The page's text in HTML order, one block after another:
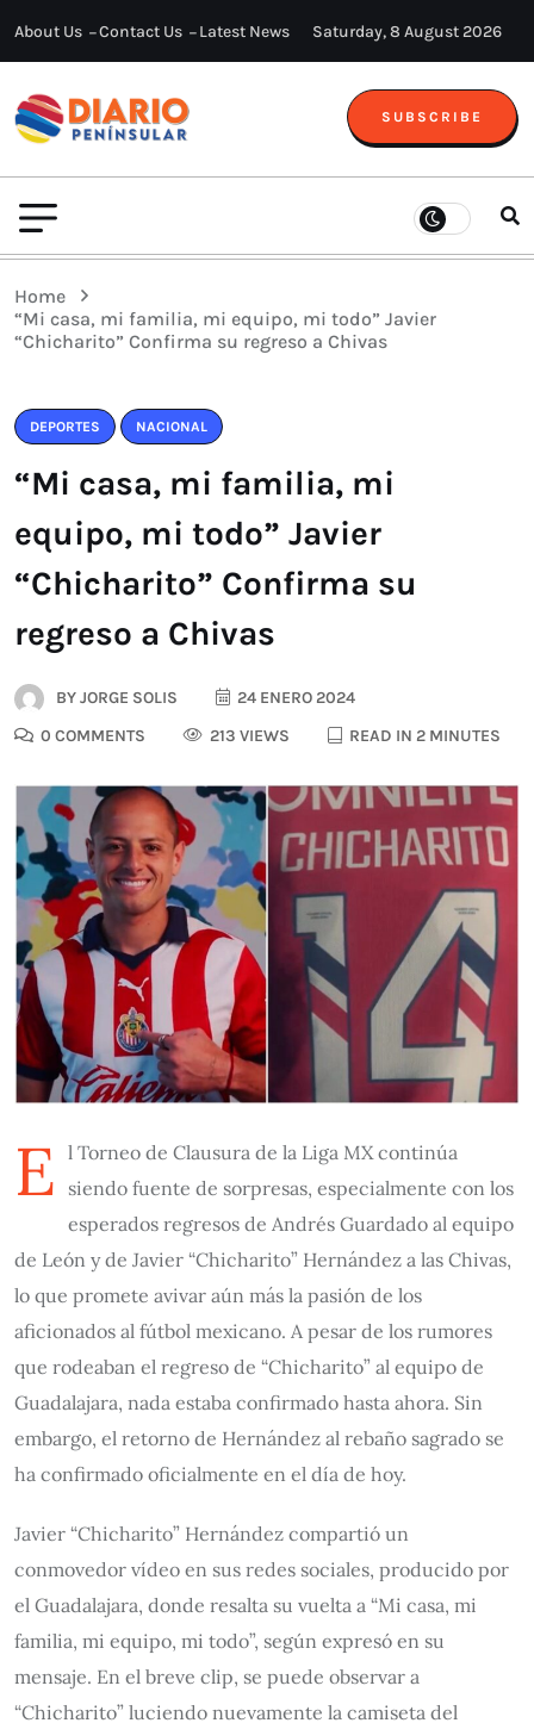
About Us Contact Us Latest News Saturday, 8 August 2026
SUBSCRIBE
Home
“Mi casa, mi familia, mi equipo, mi todo” Javier
“Chicharito” Confirma su regreso a Chivas
DEPORTES NACIONAL
“Mi casa, mi familia, mi
equipo, mi todo” Javier
“Chicharito” Confirma su
regreso a Chivas
BYJORGE SOLIS
24 ENERO 2024
0 COMMENTS
213 VIEWS READ IN 2 MINUTES
E l Torneo de Clausura de la Liga MX continúa
siendo fuente de sorpresas, especialmente con los
esperados regresos de Andrés Guardado al equipo
de León y de Javier “Chicharito” Hernández a las Chivas,
lo que promete avivar aún más la pasión de los
aficionados al fútbol mexicano. A pesar de los rumores
que rodeaban el regreso de “Chicharito” al equipo de
Guadalajara, nada estaba confirmado hasta ahora. Sin
embargo, el retorno de Hernández al rebaño sagrado se
ha confirmado oficialmente en el día de hoy.
Javier “Chicharito” Hernández compartió un
conmovedor vídeo en sus redes sociales, producido por
el Guadalajara, donde resalta su vuelta a “Mi casa, mi
familia, mi equipo, mi todo”, según expresó en su
mensaje. En el breve clip, se puede observar a
“Chicharito” luciendo nuevamente la camiseta del